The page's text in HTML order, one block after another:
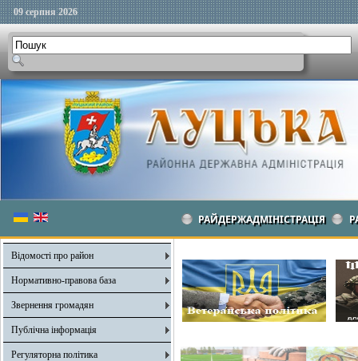
09 серпня 2026
РАЙДЕРЖАДМІНІСТРАЦІЯ
Відомості про район
Нормативно-правова база
Звернення громадян
Публічна інформація
Регуляторна політика